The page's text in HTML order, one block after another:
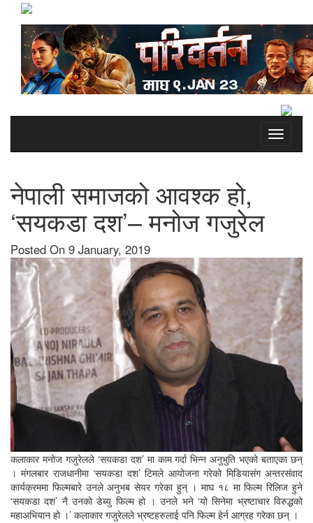
Toggle
नेपाली समाजको आवश्क हो,
‘सयकडा दश’– मनोज गजुरेल
Posted On 9 January, 2019
कलाकार मनोज गजुरेलले ‘सयकडा दश’ मा काम गर्दा भिन्न अनुभुति भएको बताएका छन्
। मंगलबार राजधानीमा ‘सयकडा दश’ टिमले आयोजना गरेको मिडियासंग अन्तरसंवाद
कार्यक्रममा फिल्मबारे उनले अनुभब सेयर गरेका हुन् । माघ १८ मा फिल्म रिलिज हुने
‘सयकडा दश’ नै उनको डेब्यु फिल्म हो । उनले भने ‘यो सिनेमा भ्रष्टाचार विरुद्धको
महाअभियान हो ।’ कलाकार गजुरेलले भ्रष्टहरुलाई पनि फिल्म हेर्न आग्रह गरेका छन् ।